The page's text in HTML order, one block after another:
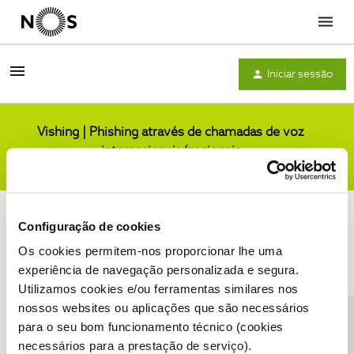
Configuração de cookies
Os cookies permitem-nos proporcionar lhe uma
experiência de navegação personalizada e segura.
Utilizamos cookies e/ou ferramentas similares nos
nossos websites ou aplicações que são necessários
para o seu bom funcionamento técnico (cookies
necessários para a prestação de serviço).
Menu
Iniciar sessão
Vishing | Phishing através de chamadas de voz
internacionais/nacionais
Condições do Fórum NOS Accessibility statement